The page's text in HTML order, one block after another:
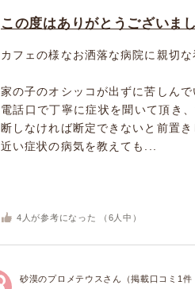
この度はありがとうございま
カフェの様なお洒落な病院に親切
家の子のオシッコが出ずに苦しん
電話口で丁寧に症状を聞いて頂き
断しなければ断定できないと前置き
近い症状の病気を教えても...
4 人が参考になった （ 6 人中）
砂漠のプロメテウスさん（掲載口コミ1件